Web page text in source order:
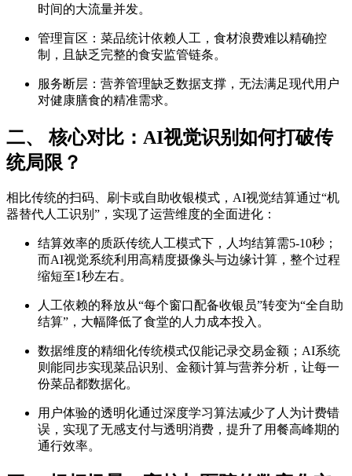
时间的大流量并发。
管理盲区：菜品统计依赖人工，食材浪费难以精确控
制，且缺乏完整的食安监管链条。
服务断层：营养管理缺乏数据支撑，无法满足现代用户
对健康膳食的精准需求。
二、 核心对比：AI视觉识别如何打破传
统局限？
相比传统的扫码、刷卡或自助收银模式，AI视觉结算通过“机
器替代人工识别”，实现了运营维度的全面进化：
结算效率的质跃传统人工模式下，人均结算需5-10秒；
而AI视觉系统利用高精度摄像头与边缘计算，整个过程
缩短至1秒左右。
人工依赖的释放从“每个窗口配备收银员”转变为“全自助
结算”，大幅降低了食堂的人力成本投入。
数据维度的精细化传统模式仅能记录交易金额；AI系统
则能同步实现菜品识别、金额计算与营养分析，让每一
份菜品都数据化。
用户体验的透明化通过深度学习算法减少了人为计费错
误，实现了无感支付与透明消费，提升了用餐高峰期的
通行效率。